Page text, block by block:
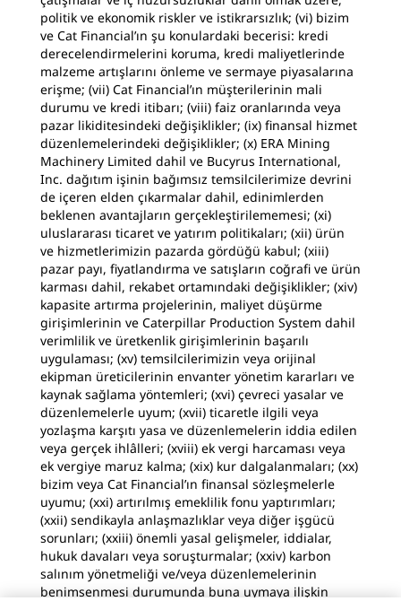
politik ve ekonomik riskler ve istikrarsızlık; (vi) bizim
ve Cat Financial’ın şu konulardaki becerisi: kredi
derecelendirmelerini koruma, kredi maliyetlerinde
malzeme artışlarını önleme ve sermaye piyasalarına
erişme; (vii) Cat Financial’ın müşterilerinin mali
durumu ve kredi itibarı; (viii) faiz oranlarında veya
pazar likiditesindeki değişiklikler; (ix) finansal hizmet
düzenlemelerindeki değişiklikler; (x) ERA Mining
Machinery Limited dahil ve Bucyrus International,
Inc. dağıtım işinin bağımsız temsilcilerimize devrini
de içeren elden çıkarmalar dahil, edinimlerden
beklenen avantajların gerçekleştirilememesi; (xi)
uluslararası ticaret ve yatırım politikaları; (xii) ürün
ve hizmetlerimizin pazarda gördüğü kabul; (xiii)
pazar payı, fiyatlandırma ve satışların coğrafi ve ürün
karması dahil, rekabet ortamındaki değişiklikler; (xiv)
kapasite artırma projelerinin, maliyet düşürme
girişimlerinin ve Caterpillar Production System dahil
verimlilik ve üretkenlik girişimlerinin başarılı
uygulaması; (xv) temsilcilerimizin veya orijinal
ekipman üreticilerinin envanter yönetim kararları ve
kaynak sağlama yöntemleri; (xvi) çevreci yasalar ve
düzenlemelerle uyum; (xvii) ticaretle ilgili veya
yozlaşma karşıtı yasa ve düzenlemelerin iddia edilen
veya gerçek ihlâlleri; (xviii) ek vergi harcaması veya
ek vergiye maruz kalma; (xix) kur dalgalanmaları; (xx)
bizim veya Cat Financial’ın finansal sözleşmelerle
uyumu; (xxi) artırılmış emeklilik fonu yaptırımları;
(xxii) sendikayla anlaşmazlıklar veya diğer işgücü
sorunları; (xxiii) önemli yasal gelişmeler, iddialar,
hukuk davaları veya soruşturmalar; (xxiv) karbon
salınım yönetmeliği ve/veya düzenlemelerinin
benimsenmesi durumunda buna uymaya ilişkin